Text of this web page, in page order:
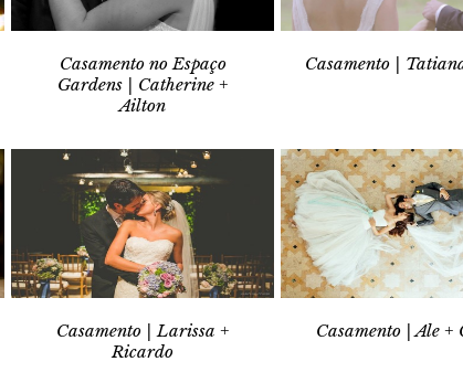
Casamento no Espaço
Gardens | Catherine +
Ailton
Casamento |
Casamento | Larissa +
Ricardo
Casamento | Ale +